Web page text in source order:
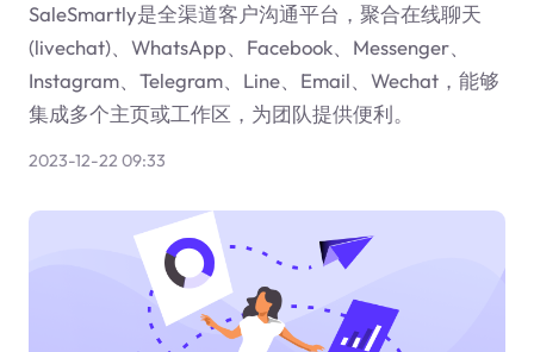
SaleSmartly是全渠道客户沟通平台，聚合在线聊天
(livechat)、WhatsApp、Facebook、Messenger、
Instagram、Telegram、Line、Email、Wechat，能够
集成多个主页或工作区，为团队提供便利。
2023-12-22 09:33